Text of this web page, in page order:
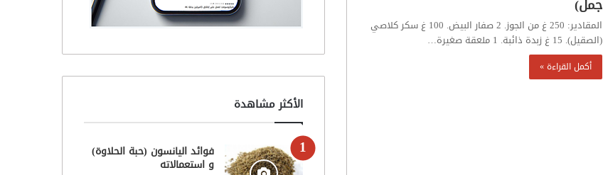
جمل)
المقادير: 250 غ من الجوز. 2 صفار البيض. 100 غ سكر كلاصي
(الصقيل). 15 غ زبدة ذائبة. 1 ملعقة صغيرة…
أكمل القراءة »
الأكثر مشاهدة
فوائد اليانسون (حبة الحلاوة)
و استعمالاته